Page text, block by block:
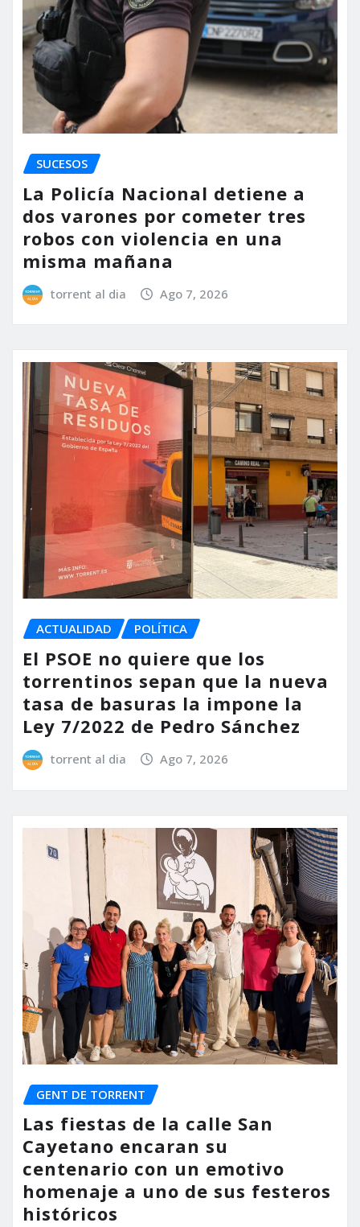
SUCESOS
La Policía Nacional detiene a
dos varones por cometer tres
robos con violencia en una
misma mañana
torrent al dia Ago 7, 2026
ACTUALIDAD POLÍTICA
El PSOE no quiere que los
torrentinos sepan que la nueva
tasa de basuras la impone la
Ley 7/2022 de Pedro Sánchez
torrent al dia Ago 7, 2026
GENT DE TORRENT
Las fiestas de la calle San
Cayetano encaran su
centenario con un emotivo
homenaje a uno de sus festeros
históricos